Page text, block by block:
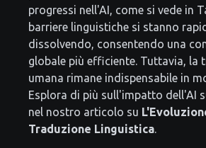
progressi nell'AI, come si vede in
barriere linguistiche si stanno
dissolvendo, consentendo una
globale più efficiente. Tuttavia, la
umana rimane indispensabile in
Esplora di più sull'impatto dell'AI
nel nostro articolo su
Traduzione Linguistica